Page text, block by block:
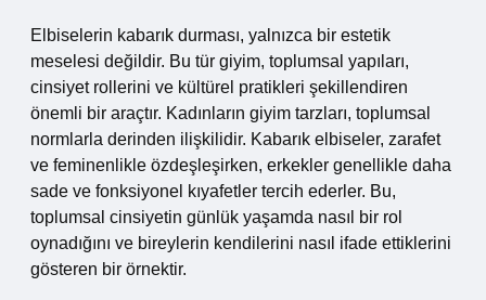
Elbiselerin kabarık durması, yalnızca bir estetik
meselesi değildir. Bu tür giyim, toplumsal yapıları,
cinsiyet rollerini ve kültürel pratikleri şekillendiren
önemli bir araçtır. Kadınların giyim tarzları, toplumsal
normlarla derinden ilişkilidir. Kabarık elbiseler, zarafet
ve feminenlikle özdeşleşirken, erkekler genellikle daha
sade ve fonksiyonel kıyafetler tercih ederler. Bu,
toplumsal cinsiyetin günlük yaşamda nasıl bir rol
oynadığını ve bireylerin kendilerini nasıl ifade ettiklerini
gösteren bir örnektir.